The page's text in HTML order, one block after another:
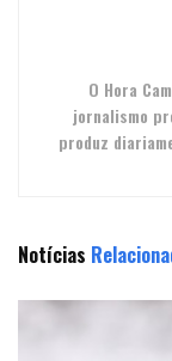
O Hora
jornalismo
produz
Notícias